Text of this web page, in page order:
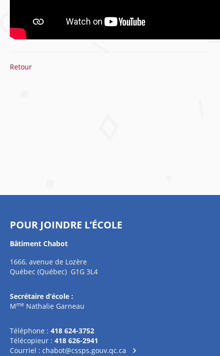
Retour
POUR JOINDRE L’ÉCOLE
Bâtiment Chabot
1666, avenue de Lozère
Québec (Québec) G1G 3L4
Secrétaire d’école :
Mme Nathalie Garneau
Téléphone : 418 624-3752
Télécopieur : 418 626-2941
Courriel : chabot@cssps.gouv.qc.ca